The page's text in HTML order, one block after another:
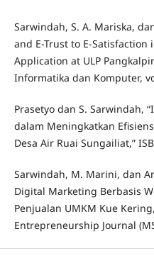
Sarwindah, S. A. Mariska,
and E-Trust to E-Satisfaction
Application at ULP
Informatika dan Komputer,
Prasetyo dan S. Sarwindah,
dalam Meningkatkan
Desa Air Ruai Sungailiat,”
Sarwindah, M. Marini, dan
Digital Marketing Berbasis
Penjualan UMKM Kue
Entrepreneurship Journal